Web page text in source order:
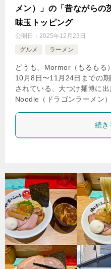
メン）」の「昔ながらの
味玉トッピング
公開日： 2025年12月23日
グルメ
ラーメン
どうも、Mormor（もるも
10月8日〜11月24日までの
されている、大つけ麺博に
Noodle（ドラゴンラーメン
続き